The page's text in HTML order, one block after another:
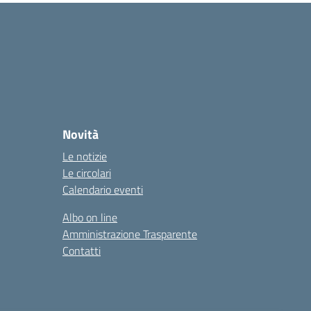
Novità
Le notizie
Le circolari
Calendario eventi
Albo on line
Amministrazione Trasparente
Contatti